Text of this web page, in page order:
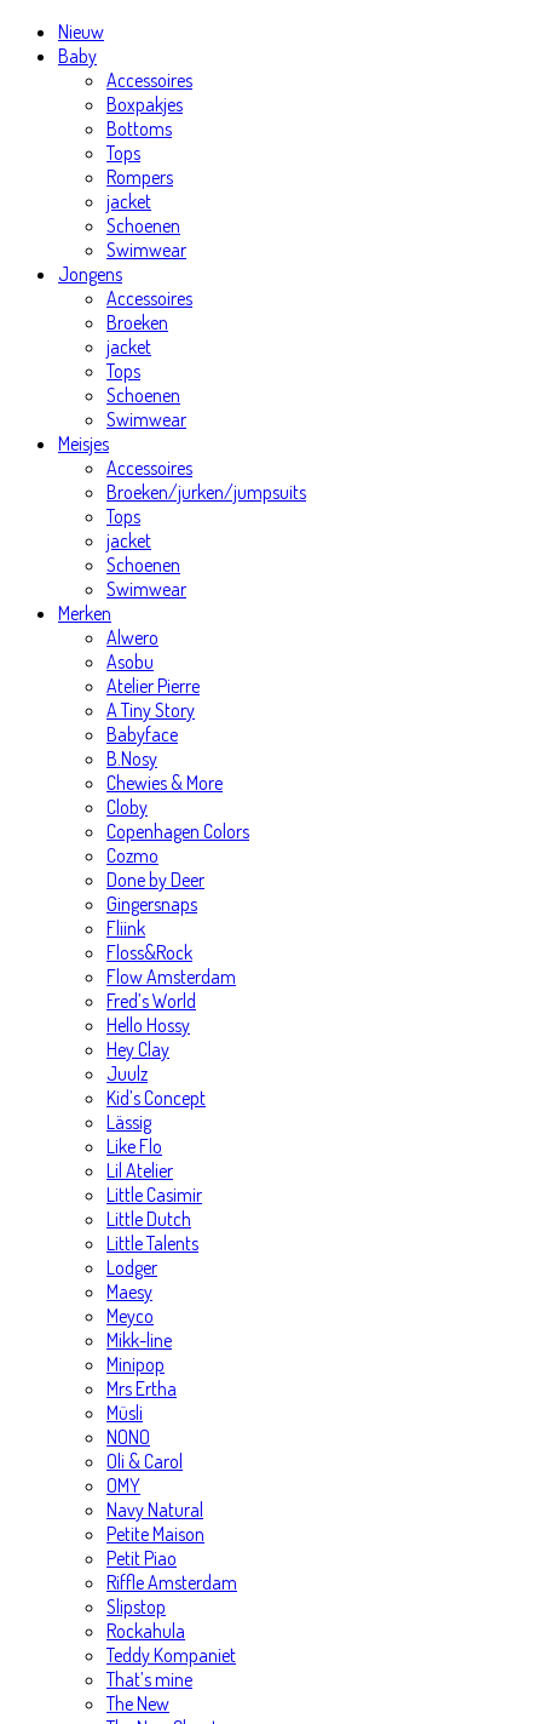
Nieuw
Baby
Accessoires
Boxpakjes
Bottoms
Tops
Rompers
jacket
Schoenen
Swimwear
Jongens
Accessoires
Broeken
jacket
Tops
Schoenen
Swimwear
Meisjes
Accessoires
Broeken/jurken/jumpsuits
Tops
jacket
Schoenen
Swimwear
Merken
Alwero
Asobu
Atelier Pierre
A Tiny Story
Babyface
B.Nosy
Chewies & More
Cloby
Copenhagen Colors
Cozmo
Done by Deer
Gingersnaps
Fliink
Floss&Rock
Flow Amsterdam
Fred’s World
Hello Hossy
Hey Clay
Juulz
Kid’s Concept
Lässig
Like Flo
Lil Atelier
Little Casimir
Little Dutch
Little Talents
Lodger
Maesy
Meyco
Mikk-line
Minipop
Mrs Ertha
Müsli
NONO
Oli & Carol
OMY
Navy Natural
Petite Maison
Petit Piao
Riffle Amsterdam
Slipstop
Rockahula
Teddy Kompaniet
That’s mine
The New